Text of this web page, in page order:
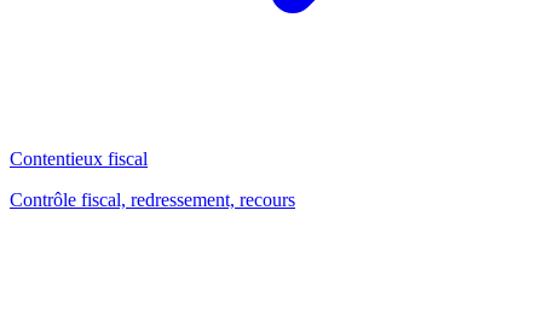
Contentieux fiscal
Contrôle fiscal, redressement, recours